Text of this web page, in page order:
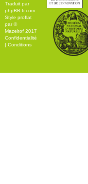
Traduit par
phpBB-fr.com
Style proflat
par ©
Mazeltof 2017
Confidentialité
| Conditions